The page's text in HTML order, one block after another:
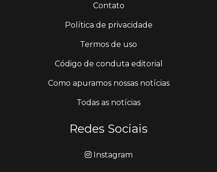
Contato
Política de privacidade
Termos de uso
Código de conduta editorial
Como apuramos nossas notícias
Todas as notícias
Redes Sociais
Instagram